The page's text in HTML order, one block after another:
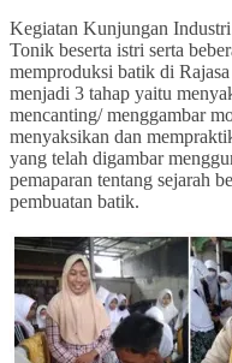
Kegiatan Kunjungan
Tonik beserta istri serta
memproduksi batik di
menjadi 3 tahap yaitu
mencanting/ menggambar
menyaksikan dan
yang telah digambar
pemaparan tentang sejarah
pembuatan batik.